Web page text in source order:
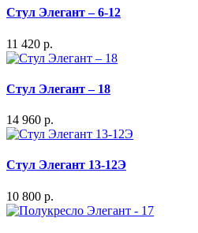
Стул Элегант – 6-12
11 420 р.
Стул Элегант – 18
14 960 р.
Стул Элегант 13-12Э
10 800 р.